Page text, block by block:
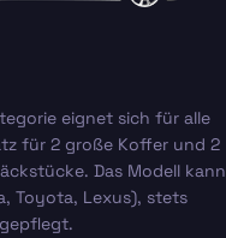
eignet sich für alle
für 2 große Koffer und 2
Das Modell kann
Toyota, Lexus), stets